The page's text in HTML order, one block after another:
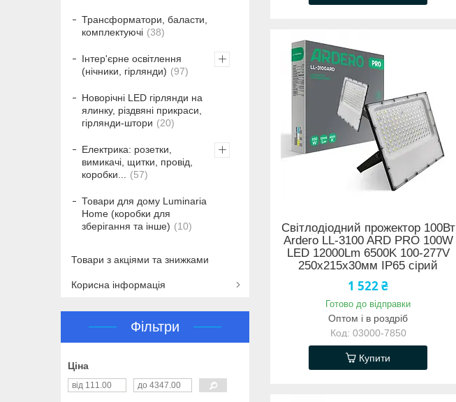
Світлодіодний прожектор 100Вт
Ardero LL-3100 ARD PRO 100W
LED 12000Lm 6500K 100-277V
250х215х30мм IP65 сірий
1 522 ₴
Готово до відправки
Оптом і в роздріб
03000-7850
Купити
Трансформатори, баласти,
комплектуючі
38
Інтер'єрне освітлення
(нічники, гірлянди)
97
Новорічні LED гірлянди на
ялинку, різдвяні прикраси,
гірлянди-штори
20
Електрика: розетки,
вимикачі, щитки, провід,
коробки...
57
Товари для дому Luminaria
Home (коробки для
зберігання та інше)
10
Товари з акціями та знижками
Корисна інформація
Фільтри
Ціна